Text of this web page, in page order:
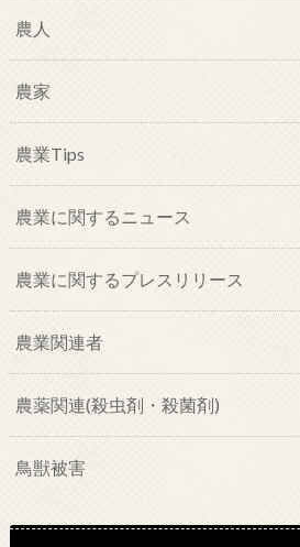
農人
農家
農業Tips
農業に関するニュース
農業に関するプレスリリース
農業関連者
農薬関連(殺虫剤・殺菌剤)
鳥獣被害